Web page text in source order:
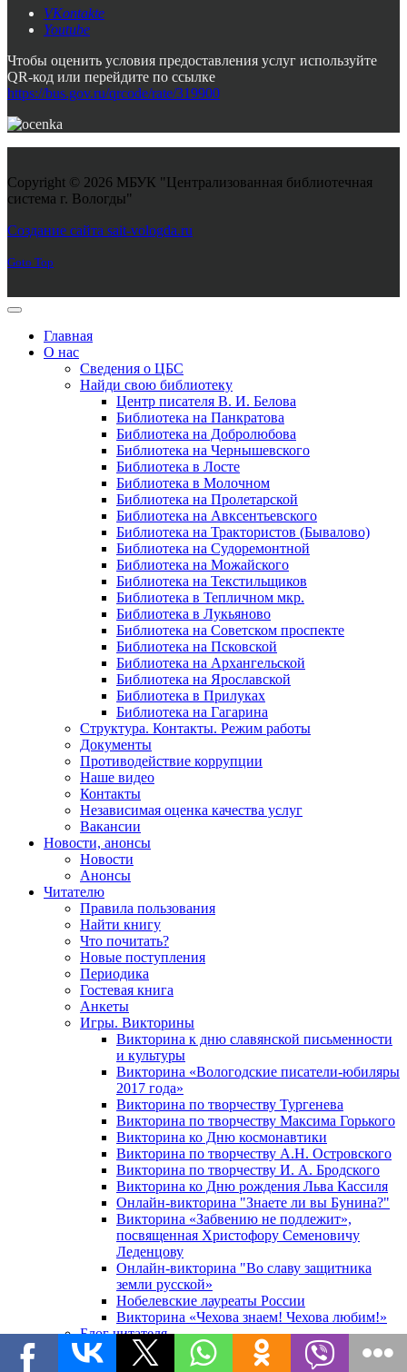
VKontakte
Youtube
Чтобы оценить условия предоставления услуг используйте
QR-код или перейдите по ссылке
https://bus.gov.ru/qrcode/rate/319900
Copyright © 2026 МБУК "Централизованная библиотечная
система г. Вологды"
Создание сайта sait-vologda.ru
Goto Top
Главная
О нас
Сведения о ЦБС
Найди свою библиотеку
Центр писателя В. И. Белова
Библиотека на Панкратова
Библиотека на Добролюбова
Библиотека на Чернышевского
Библиотека в Лосте
Библиотека в Молочном
Библиотека на Пролетарской
Библиотека на Авксентьевского
Библиотека на Трактористов (Бывалово)
Библиотека на Судоремонтной
Библиотека на Можайского
Библиотека на Текстильщиков
Библиотека в Тепличном мкр.
Библиотека в Лукьяново
Библиотека на Советском проспекте
Библиотека на Псковской
Библиотека на Архангельской
Библиотека на Ярославской
Библиотека в Прилуках
Библиотека на Гагарина
Структура. Контакты. Режим работы
Документы
Противодействие коррупции
Наше видео
Контакты
Независимая оценка качества услуг
Вакансии
Новости, анонсы
Новости
Анонсы
Читателю
Правила пользования
Найти книгу
Что почитать?
Новые поступления
Периодика
Гостевая книга
Анкеты
Игры. Викторины
Викторина к дню славянской письменности
и культуры
Викторина «Вологодские писатели-юбиляры
2017 года»
Викторина по творчеству Тургенева
Викторина по творчеству Максима Горького
Викторина ко Дню космонавтики
Викторина по творчеству А.Н. Островского
Викторина по творчеству И. А. Бродского
Викторина ко Дню рождения Льва Кассиля
Онлайн-викторина "Знаете ли вы Бунина?"
Викторина «Забвению не подлежит»,
посвященная Христофору Семеновичу
Леденцову
Онлайн-викторина "Во славу защитника
земли русской»
Нобелевские лауреаты России
Викторина «Чехова знаем! Чехова любим!»
Блог читателя
Часто задаваемые вопросы
Политика конфиденциальности